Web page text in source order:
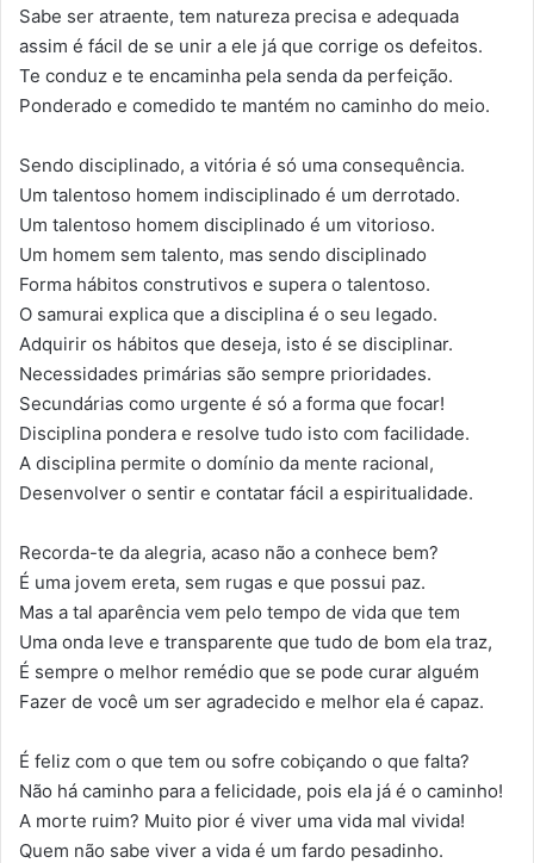
Sabe ser atraente, tem natureza precisa e adequada
assim é fácil de se unir a ele já que corrige os defeitos.
Te conduz e te encaminha pela senda da perfeição.
Ponderado e comedido te mantém no caminho do meio.
Sendo disciplinado, a vitória é só uma consequência.
Um talentoso homem indisciplinado é um derrotado.
Um talentoso homem disciplinado é um vitorioso.
Um homem sem talento, mas sendo disciplinado
Forma hábitos construtivos e supera o talentoso.
O samurai explica que a disciplina é o seu legado.
Adquirir os hábitos que deseja, isto é se disciplinar.
Necessidades primárias são sempre prioridades.
Secundárias como urgente é só a forma que focar!
Disciplina pondera e resolve tudo isto com facilidade.
A disciplina permite o domínio da mente racional,
Desenvolver o sentir e contatar fácil a espiritualidade.
Recorda-te da alegria, acaso não a conhece bem?
É uma jovem ereta, sem rugas e que possui paz.
Mas a tal aparência vem pelo tempo de vida que tem
Uma onda leve e transparente que tudo de bom ela traz,
É sempre o melhor remédio que se pode curar alguém
Fazer de você um ser agradecido e melhor ela é capaz.
É feliz com o que tem ou sofre cobiçando o que falta?
Não há caminho para a felicidade, pois ela já é o caminho!
A morte ruim? Muito pior é viver uma vida mal vivida!
Quem não sabe viver a vida é um fardo pesadinho.